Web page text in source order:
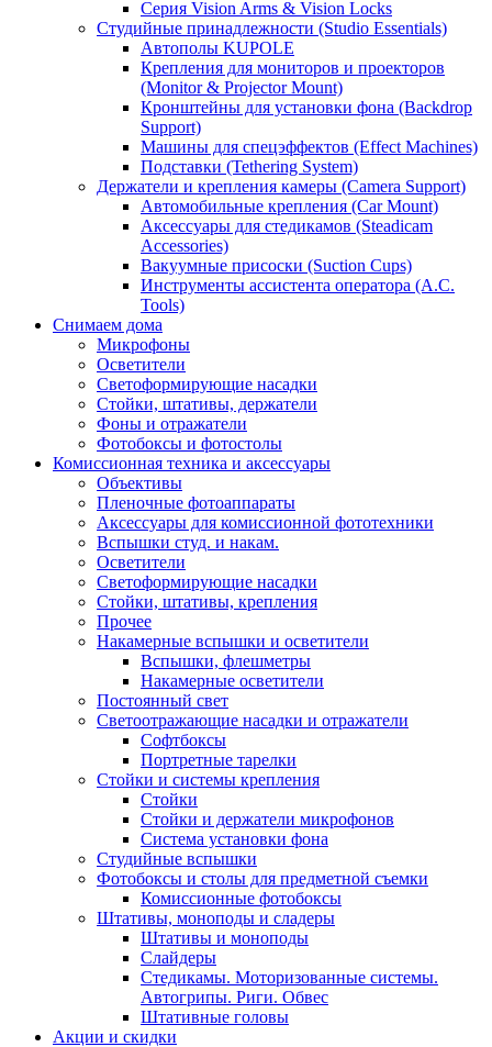
Серия Vision Arms & Vision Locks
Студийные принадлежности (Studio Essentials)
Автополы KUPOLE
Крепления для мониторов и проекторов
(Monitor & Projector Mount)
Кронштейны для установки фона (Backdrop
Support)
Машины для спецэффектов (Effect Machines)
Подставки (Tethering System)
Держатели и крепления камеры (Camera Support)
Автомобильные крепления (Car Mount)
Аксессуары для стедикамов (Steadicam
Accessories)
Вакуумные присоски (Suction Cups)
Инструменты ассистента оператора (A.C.
Tools)
Снимаем дома
Микрофоны
Осветители
Светоформирующие насадки
Стойки, штативы, держатели
Фоны и отражатели
Фотобоксы и фотостолы
Комиссионная техника и аксессуары
Объективы
Пленочные фотоаппараты
Аксессуары для комиссионной фототехники
Вспышки студ. и накам.
Осветители
Светоформирующие насадки
Стойки, штативы, крепления
Прочее
Накамерные вспышки и осветители
Вспышки, флешметры
Накамерные осветители
Постоянный свет
Светоотражающие насадки и отражатели
Софтбоксы
Портретные тарелки
Стойки и системы крепления
Стойки
Стойки и держатели микрофонов
Система установки фона
Студийные вспышки
Фотобоксы и столы для предметной съемки
Комиссионные фотобоксы
Штативы, моноподы и сладеры
Штативы и моноподы
Слайдеры
Стедикамы. Моторизованные системы.
Автогрипы. Риги. Обвес
Штативные головы
Акции и скидки